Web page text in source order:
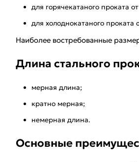
для горячекатаного проката
для холоднокатаного проката
Наиболее востребованные
Длина стального
мерная длина;
кратно мерная;
немерная длина.
Основные